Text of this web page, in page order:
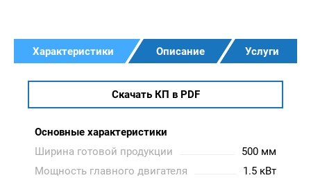
Характеристики Описание Услуги
Скачать КП в PDF
Основные характеристики
Ширина готовой продукции
500 мм
Мощность главного двигателя
1.5 кВт